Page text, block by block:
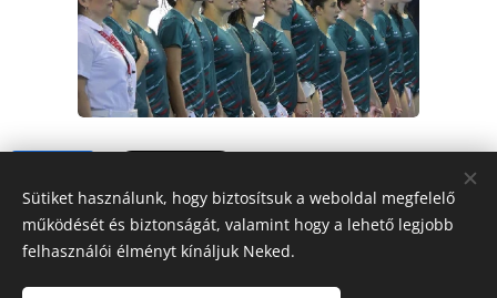
Sütiket használunk, hogy biztosítsuk a weboldal megfelelő
működését és biztonságát, valamint hogy a lehető legjobb
felhasználói élményt kínáljuk Neked.